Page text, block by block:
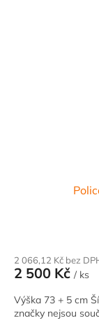
2 066,12 Kč bez
2 500 Kč / ks
Výška 73 + 5 cm
značky nejsou